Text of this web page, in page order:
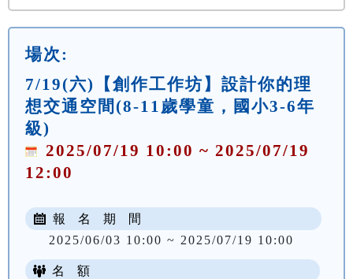
場次:
7/19(六)【創作工作坊】設計你的理
想交通空間(8-11歲學童，國小3-6年
級)
2025/07/19 10:00 ~ 2025/07/19
12:00
報 名 期 間
2025/06/03 10:00 ~ 2025/07/19 10:00
名 額